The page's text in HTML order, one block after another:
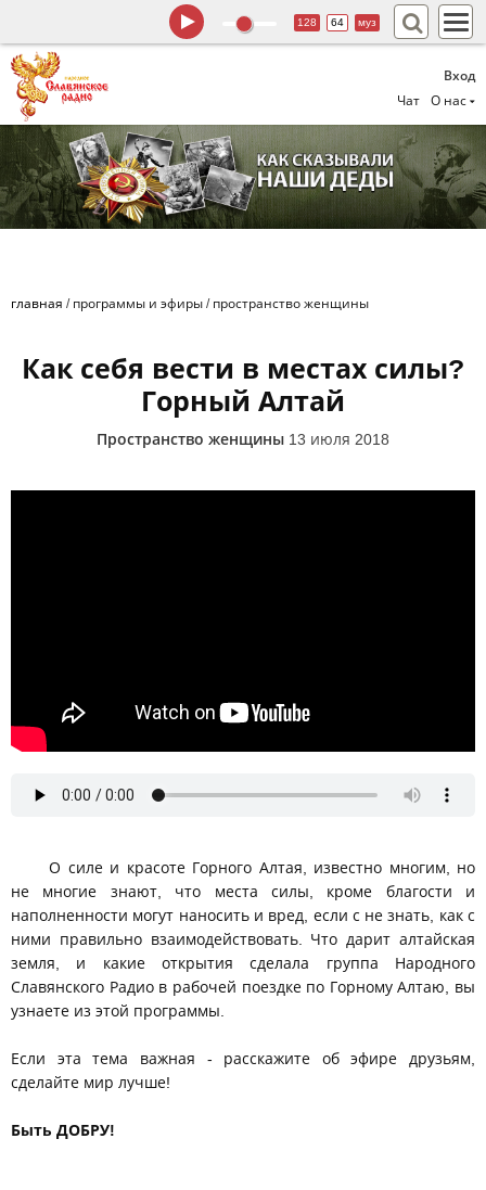
Вход
Чат
О нас
128 64 муз
главная / программы и эфиры / пространство женщины
Как себя вести в местах силы?
Горный Алтай
Пространство женщины 13 июля 2018
О силе и красоте Горного Алтая, известно многим, но
не многие знают, что места силы, кроме благости и
наполненности могут наносить и вред, если с не знать, как с
ними правильно взаимодействовать. Что дарит алтайская
земля, и какие открытия сделала группа Народного
Славянского Радио в рабочей поездке по Горному Алтаю, вы
узнаете из этой программы.
Если эта тема важная - расскажите об эфире друзьям,
сделайте мир лучше!
Быть ДОБРУ!